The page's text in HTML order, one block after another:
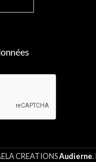
CREATIONSAudierne.